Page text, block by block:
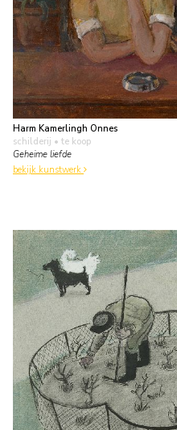
Harm Kamerlingh Onnes
schilderij • te koop
Geheime liefde
bekijk kunstwerk